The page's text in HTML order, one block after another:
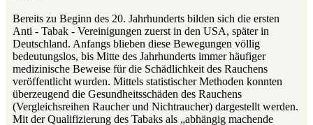
Bereits zu Beginn des 20. Jahrhunderts bilden sich die ersten
Anti - Tabak - Vereinigungen zuerst in den USA, später in
Deutschland. Anfangs blieben diese Bewegungen völlig
bedeutungslos, bis Mitte des Jahrhunderts immer häufiger
medizinische Beweise für die Schädlichkeit des Rauchens
veröffentlicht wurden. Mittels statistischer Methoden konnten
überzeugend die Gesundheitsschäden des Rauchens
(Vergleichsreihen Raucher und Nichtraucher) dargestellt werden.
Mit der Qualifizierung des Tabaks als „abhängig machende